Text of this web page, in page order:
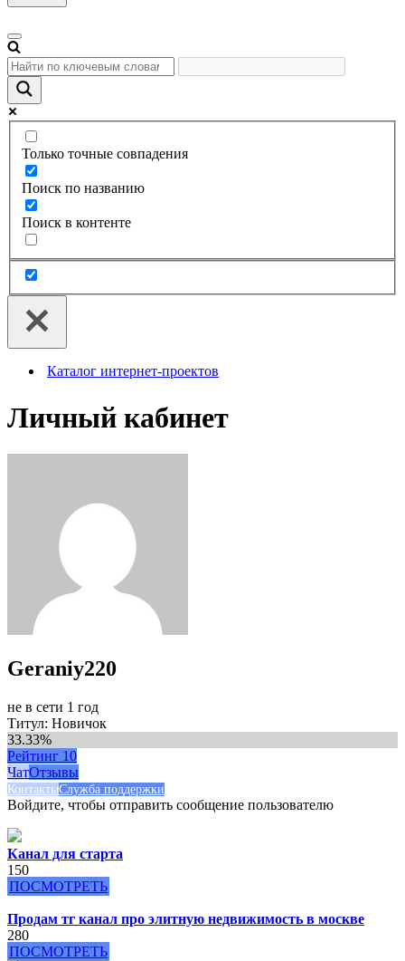
Меню
навигации
Только точные совпадения
Поиск по названию
Поиск в контенте
Каталог интернет-проектов
Личный кабинет
Geraniy220
не в сети 1 год
Титул: Новичок
33.33%
Рейтинг 10
ЧатОтзывы
КонтактыСлужба поддержки
Войдите, чтобы отправить сообщение пользователю
Канал для старта
150
ПОСМОТРЕТЬ
Продам тг канал про элитную недвижимость в москве
280
ПОСМОТРЕТЬ